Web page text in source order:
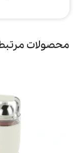
محصولات